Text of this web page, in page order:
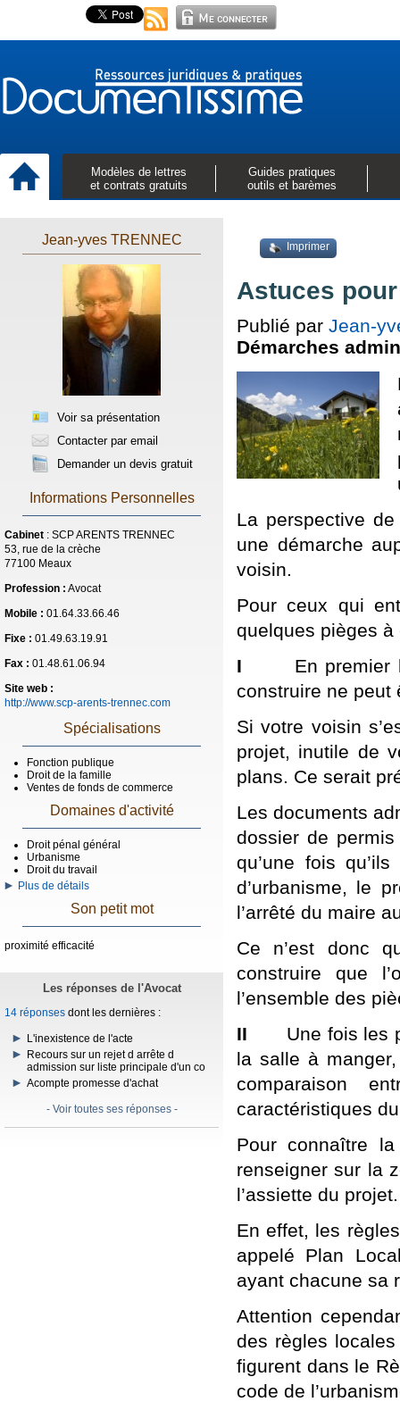
Modèles de lettres
et contrats gratuits
Guides pratiques
outils et barèmes
Jean-yves TRENNEC
Voir sa présentation
Contacter par email
Demander un devis gratuit
Informations Personnelles
Cabinet : SCP ARENTS TRENNEC
53, rue de la crèche
77100 Meaux
Profession : Avocat
Mobile : 01.64.33.66.46
Fixe : 01.49.63.19.91
Fax : 01.48.61.06.94
Site web :
http://www.scp-arents-trennec.com
Spécialisations
Fonction publique
Droit de la famille
Ventes de fonds de commerce
Domaines d'activité
Droit pénal général
Urbanisme
Droit du travail
Plus de détails
Son petit mot
proximité efficacité
Les réponses de l'Avocat
14 réponses dont les dernières :
L'inexistence de l'acte
Recours sur un rejet d arrête d
admission sur liste principale d'un co
Acompte promesse d'achat
- Voir toutes ses réponses -
Imprimer
Astuces
Publié par Jean-
Démarches
La perspective
une démarche
voisin.
Pour ceux qui
quelques pièges
I En premier
construire ne peut
Si votre voisin
projet, inutile de
plans. Ce serait
Les documents
dossier de
qu’une fois
d’urbanisme, le
l’arrêté du maire
Ce n’est donc
construire que
l’ensemble des
II Une fois les
la salle à
comparaison
caractéristiques
Pour connaître
renseigner sur la
l’assiette du projet.
En effet, les
appelé Plan
ayant chacune sa
Attention
des règles
figurent dans le
code de